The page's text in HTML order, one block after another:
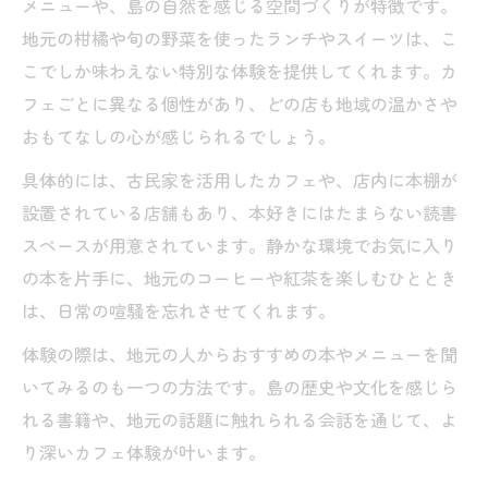
メニューや、島の自然を感じる空間づくりが特徴です。
地元の柑橘や旬の野菜を使ったランチやスイーツは、こ
こでしか味わえない特別な体験を提供してくれます。カ
フェごとに異なる個性があり、どの店も地域の温かさや
おもてなしの心が感じられるでしょう。
具体的には、古民家を活用したカフェや、店内に本棚が
設置されている店舗もあり、本好きにはたまらない読書
スペースが用意されています。静かな環境でお気に入り
の本を片手に、地元のコーヒーや紅茶を楽しむひととき
は、日常の喧騒を忘れさせてくれます。
体験の際は、地元の人からおすすめの本やメニューを聞
いてみるのも一つの方法です。島の歴史や文化を感じら
れる書籍や、地元の話題に触れられる会話を通じて、よ
り深いカフェ体験が叶います。